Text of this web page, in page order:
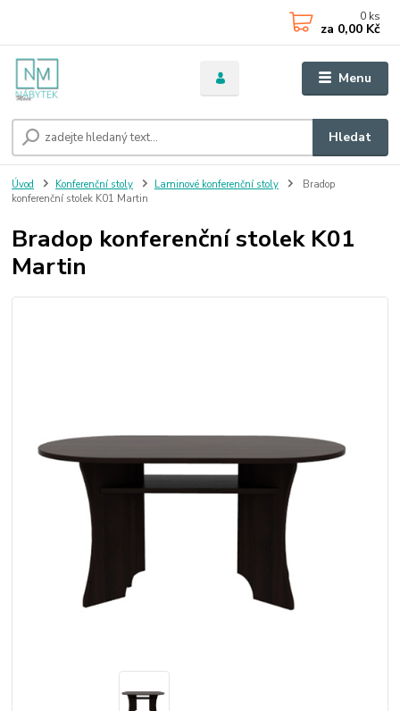
Menu
Hledat
0 ks
za 0,00 Kč
Úvod Konferenční stoly Laminové konferenční stoly
Bradop
konferenční stolek K01 Martin
Bradop konferenční stolek K01
Martin